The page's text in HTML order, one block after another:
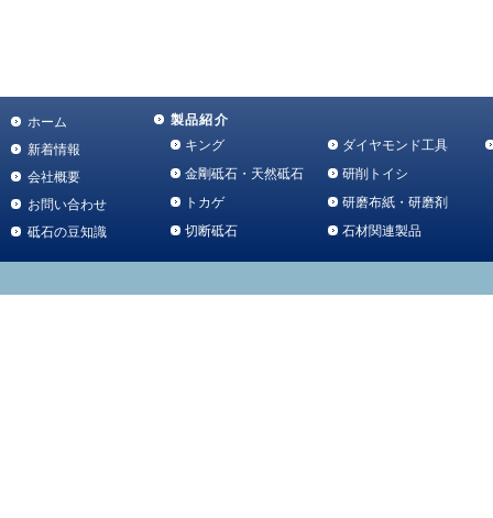
ホーム
新着情報
会社概要
お問い合わせ
砥石の豆知識
製品紹介
キング
ダイヤモンド工具
金剛砥石・天然砥石
研削トイシ
トカゲ
研磨布紙・研磨剤
切断砥石
石材関連製品